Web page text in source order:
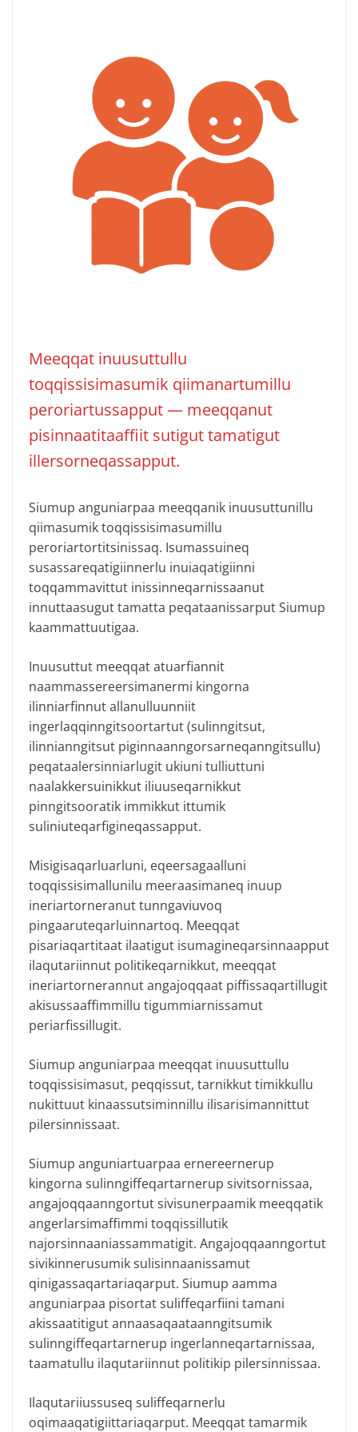
Meeqqat inuusuttullu
toqqissisimasumik qiimanartumillu
peroriartussapput — meeqqanut
pisinnaatitaaffiit sutigut tamatigut
illersorneqassapput.
Siumup anguniarpaa meeqqanik inuusuttunillu
qiimasumik toqqissisimasumillu
peroriartortitsinissaq. Isumassuineq
susassareqatigiinnerlu inuiaqatigiinni
toqqammavittut inissinneqarnissaanut
innuttaasugut tamatta peqataanissarput Siumup
kaammattuutigaa.
Inuusuttut meeqqat atuarfiannit
naammassereersimanermi kingorna
ilinniarfinnut allanulluunniit
ingerlaqqinngitsoortartut (sulinngitsut,
ilinnianngitsut piginnaanngorsarneqanngitsullu)
peqataalersinniarlugit ukiuni tulliuttuni
naalakkersuinikkut iliuuseqarnikkut
pinngitsooratik immikkut ittumik
suliniuteqarfigineqassapput.
Misigisaqarluarluni, eqeersagaalluni
toqqissisimallunilu meeraasimaneq inuup
ineriartorneranut tunngaviuvoq
pingaaruteqarluinnartoq. Meeqqat
pisariaqartitaat ilaatigut isumagineqarsinnaapput
ilaqutariinnut politikeqarnikkut, meeqqat
ineriartornerannut angajoqqaat piffissaqartillugit
akisussaaffimmillu tigummiarnissamut
periarfissillugit.
Siumup anguniarpaa meeqqat inuusuttullu
toqqissisimasut, peqqissut, tarnikkut timikkullu
nukittuut kinaassutsiminnillu ilisarisimannittut
pilersinnissaat.
Siumup anguniartuarpaa ernereernerup
kingorna sulinngiffeqartarnerup sivitsornissaa,
angajoqqaanngortut sivisunerpaamik meeqqatik
angerlarsimaffimmi toqqissillutik
najorsinnaaniassammatigit. Angajoqqaanngortut
sivikinnerusumik sulisinnaanissamut
qinigassaqartariaqarput. Siumup aamma
anguniarpaa pisortat suliffeqarfiini tamani
akissaatitigut annaasaqaataanngitsumik
sulinngiffeqartarnerup ingerlanneqartarnissaa,
taamatullu ilaqutariinnut politikip pilersinnissaa.
Ilaqutariiussuseq suliffeqarnerlu
oqimaaqatigiittariaqarput. Meeqqat tamarmik